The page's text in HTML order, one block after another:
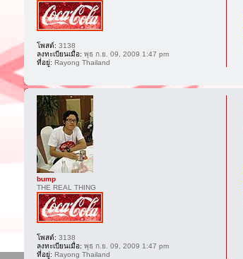
โพสต์: 3138
ลงทะเบียนเมื่อ: พุธ ก.ย. 09, 2009 1:47 pm
ที่อยู่: Rayong Thailand
bump
THE REAL THING
โพสต์: 3138
ลงทะเบียนเมื่อ: พุธ ก.ย. 09, 2009 1:47 pm
ที่อยู่: Rayong Thailand